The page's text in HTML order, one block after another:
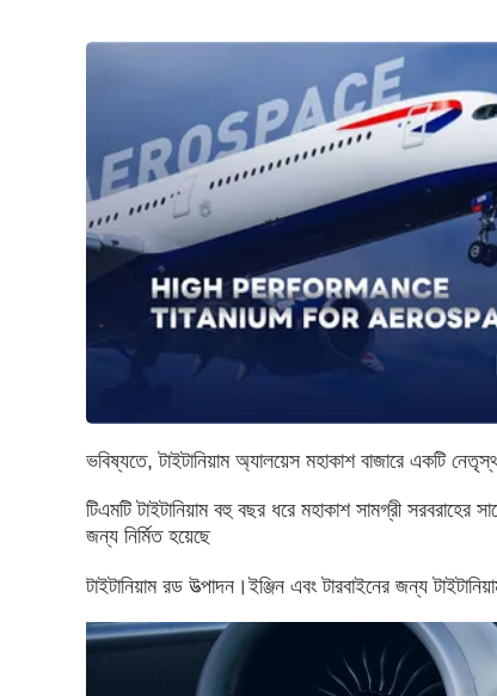
ভবিষ্যতে, টাইটানিয়াম অ্যালয়েস মহাকাশ বাজারে একটি
টিএমটি টাইটানিয়াম বহু বছর ধরে মহাকাশ সামগ্রী
জন্য নির্মিত হয়েছে
টাইটানিয়াম রড উত্পাদন।ইঞ্জিন এবং টারবাইনের জন্য